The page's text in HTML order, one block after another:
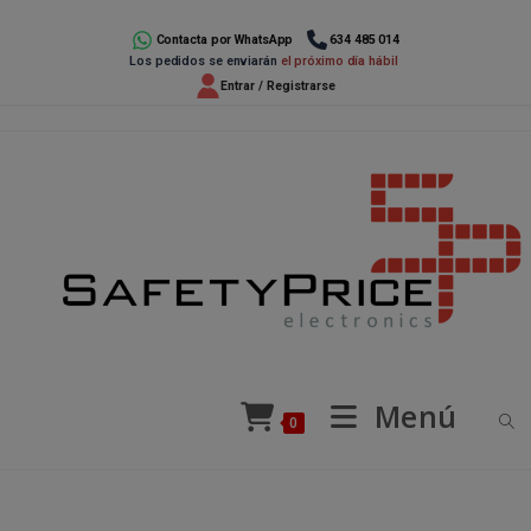
Contacta por WhatsApp
634 485 014
Los pedidos se enviarán el próximo día hábil
Entrar / Registrarse
0 Menú